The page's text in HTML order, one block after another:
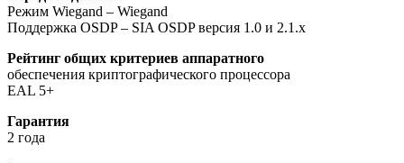
Режим Wiegand – Wiegand
Поддержка OSDP – SIA OSDP версия 1.0 и 2.1.x
Рейтинг общих критериев аппаратного
обеспечения криптографического процессора
EAL 5+
Гарантия
2 года